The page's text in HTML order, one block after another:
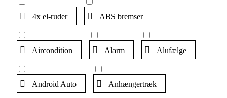
4x el-ruder ABS bremser
Aircondition Alarm Alufælge
Android Auto Anhængertræk